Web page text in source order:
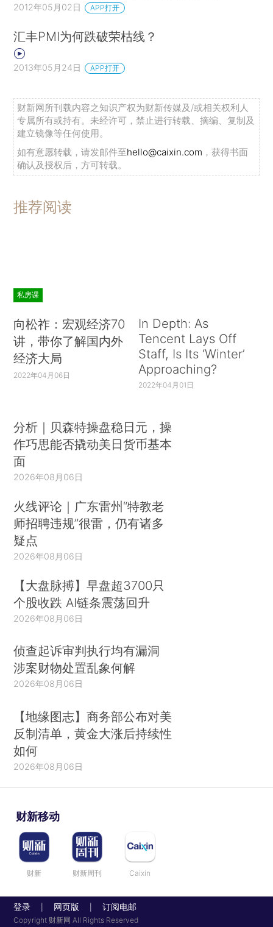
2012年05月02日 APP打开
汇丰PMI为何跌破荣枯线？
2013年05月24日 APP打开
财新网所刊载内容之知识产权为财新传媒及/或相关权利人
专属所有或持有。未经许可，禁止进行转载、摘编、复制及
建立镜像等任何使用。
如有意愿转载，请发邮件至hello@caixin.com ，获得书面
确认及授权后，方可转载。
推荐阅读
私房课
向松祚：宏观经济70
讲，带你了解国内外
经济大局
2022年04月06日
In Depth: As
Tencent Lays Off
Staff, Is Its ‘Winter’
Approaching?
2022年04月01日
分析｜贝森特操盘稳日元，操
作巧思能否撬动美日货币基本
面
2026年08月06日
火线评论｜广东雷州“特教老
师招聘违规”很雷，仍有诸多
疑点
2026年08月06日
【大盘脉搏】早盘超3700只
个股收跌 AI链条震荡回升
2026年08月06日
侦查起诉审判执行均有漏洞
涉案财物处置乱象何解
2026年08月06日
【地缘图志】商务部公布对美
反制清单，黄金大涨后持续性
如何
2026年08月06日
财新移动
财新 财新周刊 Caixin
登录 网页版 订阅电邮
Copyright 财新网 All Rights Reserved